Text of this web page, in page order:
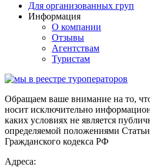
Для организованных груп
Информация
О компании
Отзывы
Агентствам
Туристам
Обращаем ваше внимание на то,
носит исключительно
каких условиях не является
определяемой положениями
Гражданского кодекса РФ
Адреса: